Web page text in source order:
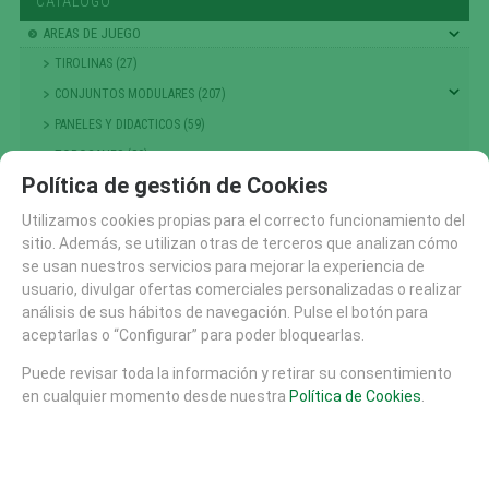
AREAS DE JUEGO
TIROLINAS (27)
CONJUNTOS MODULARES (207)
PANELES Y DIDACTICOS (59)
TOBOGANES (89)
RECAMBIOS (10)
CASITAS MESAS Y BANCOS (48)
COLUMPIOS (56)
NIÑOS PEQUEÑOS
ESCALADA , TREPA Y EQUILIBRIO (301)
GRANDES JUEGOS (14)
MUELLES Y BALANCINES (68)
Política de gestión de Cookies
Utilizamos cookies propias para el correcto funcionamiento del
sitio. Además, se utilizan otras de terceros que analizan cómo
se usan nuestros servicios para mejorar la experiencia de
usuario, divulgar ofertas comerciales personalizadas o realizar
análisis de sus hábitos de navegación. Pulse el botón para
aceptarlas o “Configurar” para poder bloquearlas.
Puede revisar toda la información y retirar su consentimiento
en cualquier momento desde nuestra Política de Cookies